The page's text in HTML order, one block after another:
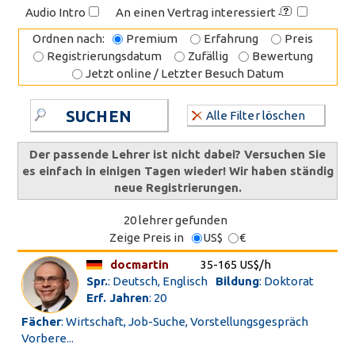
Audio Intro
An einen Vertrag interessiert
Ordnen nach:
Premium Erfahrung
Preis
Registrierungsdatum
Zufällig
Bewertung
Jetzt online / Letzter Besuch Datum
SUCHEN Alle Filter löschen
Der passende Lehrer ist nicht dabei? Versuchen Sie
es einfach in einigen Tagen wieder! Wir haben ständig
neue Registrierungen.
20 lehrer gefunden
Zeige Preis in
US$
€
docmartin
35-165 US$/h
Spr.: Deutsch, Englisch Bildung: Doktorat
Erf. Jahren: 20
Fächer: Wirtschaft, Job-Suche, Vorstellungsgespräch
Vorbere...